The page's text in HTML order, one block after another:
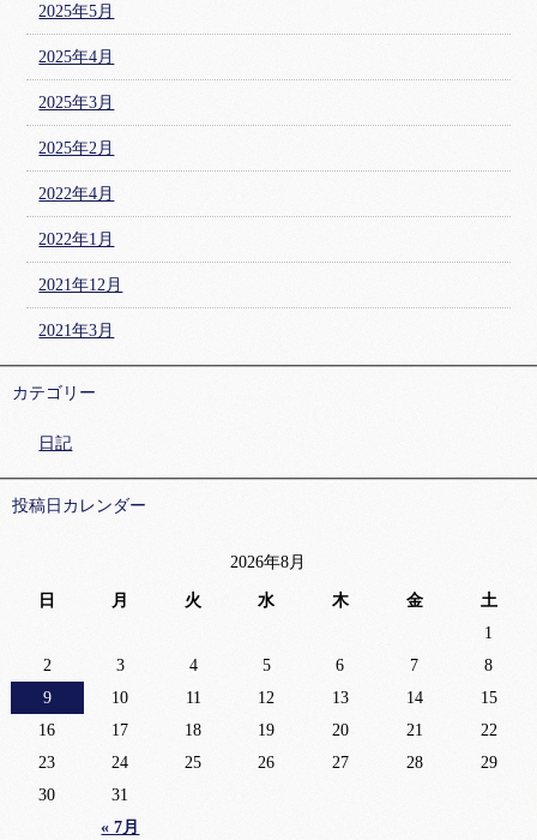
2025年5月
2025年4月
2025年3月
2025年2月
2022年4月
2022年1月
2021年12月
2021年3月
カテゴリー
日記
投稿日カレンダー
2026年8月
日 月 火 水 木 金 土
« 7月
1
2
3 4 5 6 7
8
9
10 11 12 13 14
15
16
17 18 19 20 21
22
23
24 25 26 27 28
29
30
31